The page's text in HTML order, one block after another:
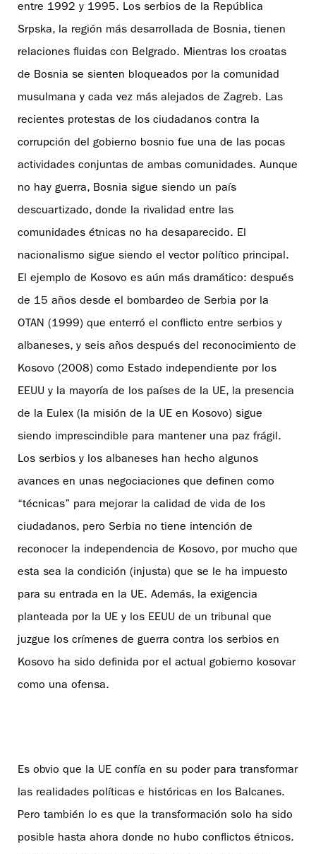
entre 1992 y 1995. Los serbios de la República
Srpska, la región más desarrollada de Bosnia, tienen
relaciones fluidas con Belgrado. Mientras los croatas
de Bosnia se sienten bloqueados por la comunidad
musulmana y cada vez más alejados de Zagreb. Las
recientes protestas de los ciudadanos contra la
corrupción del gobierno bosnio fue una de las pocas
actividades conjuntas de ambas comunidades. Aunque
no hay guerra, Bosnia sigue siendo un país
descuartizado, donde la rivalidad entre las
comunidades étnicas no ha desaparecido. El
nacionalismo sigue siendo el vector político principal.
El ejemplo de Kosovo es aún más dramático: después
de 15 años desde el bombardeo de Serbia por la
OTAN (1999) que enterró el conflicto entre serbios y
albaneses, y seis años después del reconocimiento de
Kosovo (2008) como Estado independiente por los
EEUU y la mayoría de los países de la UE, la presencia
de la Eulex (la misión de la UE en Kosovo) sigue
siendo imprescindible para mantener una paz frágil.
Los serbios y los albaneses han hecho algunos
avances en unas negociaciones que definen como
“técnicas” para mejorar la calidad de vida de los
ciudadanos, pero Serbia no tiene intención de
reconocer la independencia de Kosovo, por mucho que
esta sea la condición (injusta) que se le ha impuesto
para su entrada en la UE. Además, la exigencia
planteada por la UE y los EEUU de un tribunal que
juzgue los crímenes de guerra contra los serbios en
Kosovo ha sido definida por el actual gobierno kosovar
como una ofensa.
Es obvio que la UE confía en su poder para transformar
las realidades políticas e históricas en los Balcanes.
Pero también lo es que la transformación solo ha sido
posible hasta ahora donde no hubo conflictos étnicos.